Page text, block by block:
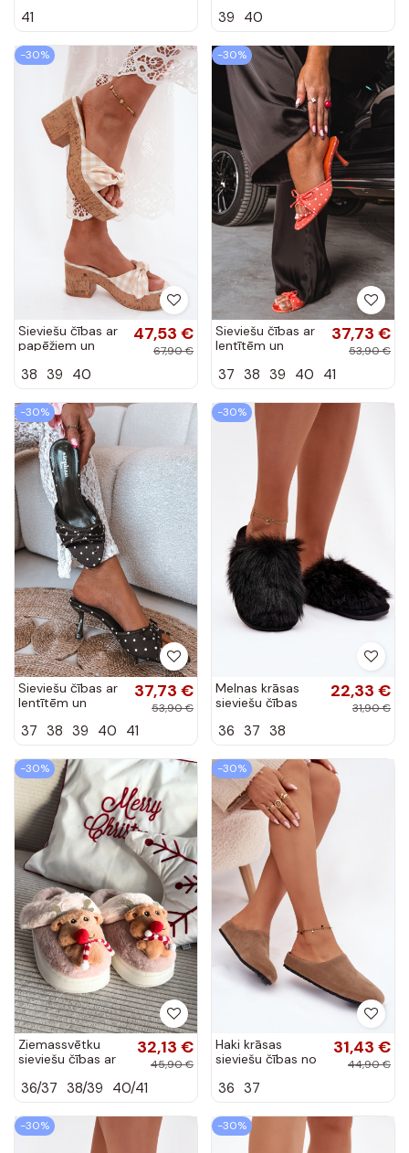
krāsā Poplina
41
rakstiem melnā
39 40
-30%
Sieviešu čības ar
papēžiem un
rakstiem smilšu
47,53 €
67,90 €
38 39 40
-30%
Sieviešu čības ar
lentītēm un
plāna papēža
Shinea
37,73 €
53,90 €
37 38 39 40 41
-30%
Sieviešu čības ar
lentītēm un
plāna papēža zaļā
37,73 €
53,90 €
37 38 39 40 41
-30%
Melnas krāsas
sieviešu čības
kažokādu
22,33 €
31,90 €
36 37 38
-30%
Ziemassvētku
sieviešu čības ar
kažokādu,
32,13 €
45,90 €
36/37 38/39 40/41
-30%
Haki krāsas
sieviešu čības no
Kalvess
31,43 €
44,90 €
36 37
-30% -30%